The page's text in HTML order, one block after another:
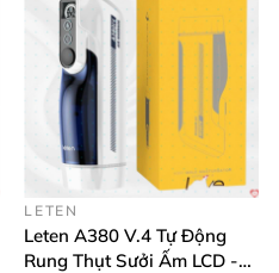
LETEN
Leten A380 V.4 Tự Động
Rung Thụt Sưởi Ấm LCD -